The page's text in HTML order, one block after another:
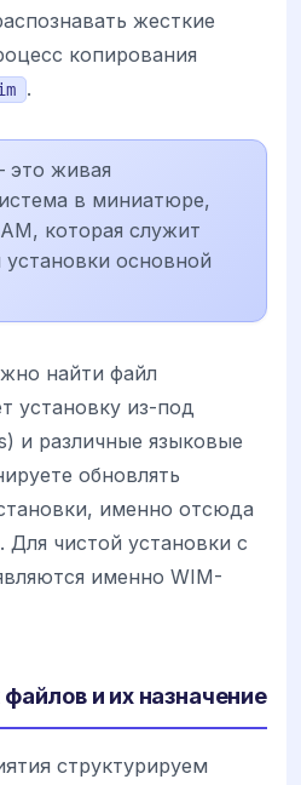
жесткие
копирования
.
это живая
в миниатюре,
которая служит
основной
найти файл
установку из-под
и различные языковые
обновлять
именно отсюда
Для чистой установки с
именно WIM-
и их назначение
структурируем